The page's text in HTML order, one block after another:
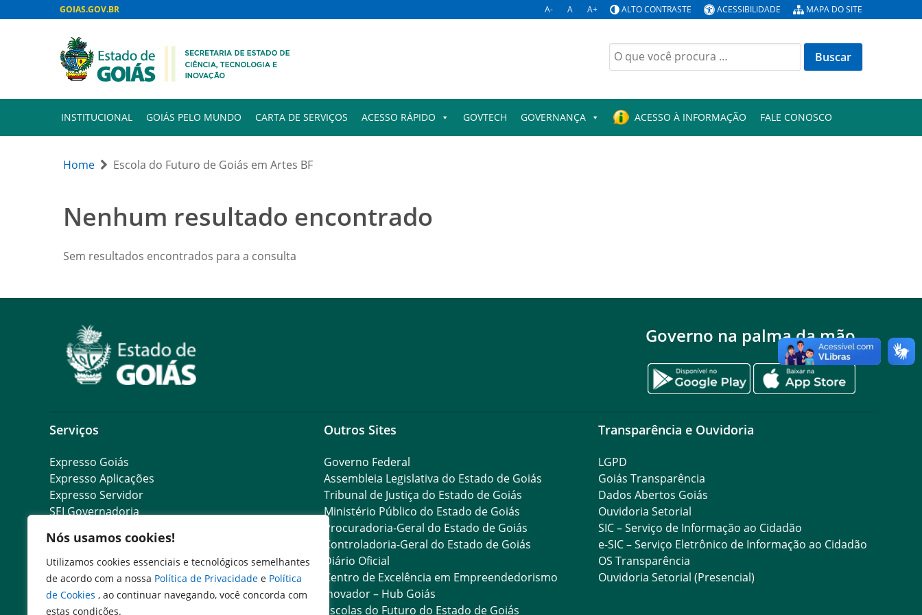
Nós usamos cookies!
Utilizamos cookies essenciais e tecnológicos semelhantes
de acordo com a nossa Política de Privacidade e Política
de Cookies , ao continuar navegando, você concorda com
estas condições.
GOIAS.GOV.BR A- A A+ ALTO CONTRASTE ACESSIBILIDADE MAPA DO SITE
Buscar
por:
INSTITUCIONAL GOIÁS PELO MUNDO CARTA DE SERVIÇOS ACESSO RÁPIDO GOVTECH GOVERNANÇA ACESSO À INFORMAÇÃO FALE CONOSCO
Home Escola do Futuro de Goiás em Artes BF
Nenhum resultado encontrado
Sem resultados encontrados para a consulta
Governo na palma da mão
Serviços
Expresso Goiás
Expresso Aplicações
Expresso Servidor
SEI Governadoria
Escola de Governo
Agenda de Autoridades
Portal do Colaborador
Outros Sites
Governo Federal
Assembleia Legislativa do Estado de Goiás
Tribunal de Justiça do Estado de Goiás
Ministério Público do Estado de Goiás
Procuradoria-Geral do Estado de Goiás
Controladoria-Geral do Estado de Goiás
Diário Oficial
Centro de Excelência em Empreendedorismo
Inovador – Hub Goiás
Escolas do Futuro do Estado de Goiás
Transparência e Ouvidoria
LGPD
Goiás Transparência
Dados Abertos Goiás
Ouvidoria Setorial
SIC – Serviço de Informação ao Cidadão
e-SIC – Serviço Eletrônico de Informação ao Cidadão
OS Transparência
Ouvidoria Setorial (Presencial)